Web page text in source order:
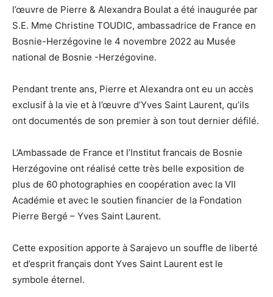
l’œuvre de Pierre & Alexandra Boulat a été inaugurée par
S.E. Mme Christine TOUDIC, ambassadrice de France en
Bosnie-Herzégovine le 4 novembre 2022 au Musée
national de Bosnie -Herzégovine.
Pendant trente ans, Pierre et Alexandra ont eu un accès
exclusif à la vie et à l’œuvre d’Yves Saint Laurent, qu’ils
ont documentés de son premier à son tout dernier défilé.
L’Ambassade de France et l’Institut francais de Bosnie
Herzégovine ont réalisé cette très belle exposition de
plus de 60 photographies en coopération avec la VII
Académie et avec le soutien financier de la Fondation
Pierre Bergé – Yves Saint Laurent.
Cette exposition apporte à Sarajevo un souffle de liberté
et d’esprit français dont Yves Saint Laurent est le
symbole éternel.